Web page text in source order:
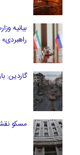
بیانیه
گاردین:
مسکو